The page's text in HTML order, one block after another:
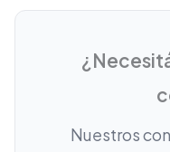
Nuestros